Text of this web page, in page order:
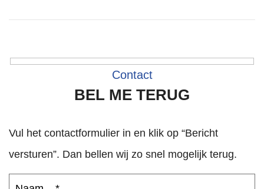
Contact
BEL ME TERUG
Vul het contactformulier in en klik op “Bericht
versturen”. Dan bellen wij zo snel mogelijk terug.